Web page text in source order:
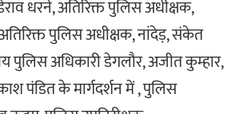
धरने, अतिरिक्त पुलिस अधीक्षक,
पुलिस अधीक्षक, नांदेड़, संकेत
पुलिस अधिकारी डेगलौर, अजीत कुम्हार,
पंडित के मार्गदर्शन में , पुलिस